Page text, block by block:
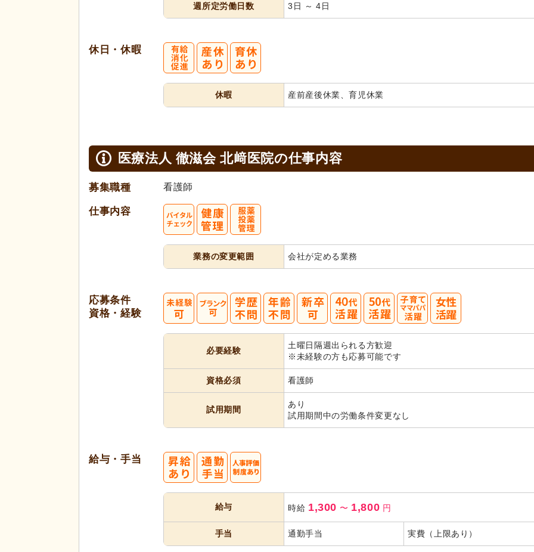
週所定労働日数 3日 ～ 4日
休日・休暇
休暇 産前産後休業、育児休業
医療法人 徹滋会 北﨑医院の仕事内容
募集職種 看護師
仕事内容
業務の変更範囲 会社が定める業務
応募条件
資格・経験
必要経験
土曜日隔週出られる方歓迎
※未経験の方も応募可能です
資格必須 看護師
試用期間
あり
試用期間中の労働条件変更なし
給与・手当
給与 時給 1,300 〜 1,800 円
手当 通勤手当 実費（上限あり）